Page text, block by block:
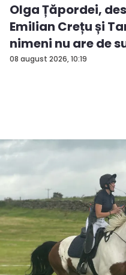
08 august 2026, 10:19
Olga Țăpordei,
Emilian Crețu și
nimeni nu are de